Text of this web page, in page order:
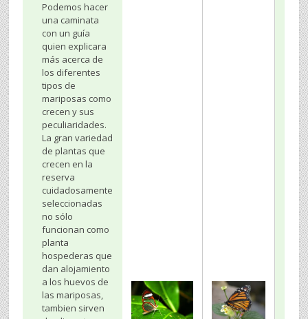
Podemos hacer
una caminata
con un guía
quien explicara
más acerca de
los diferentes
tipos de
mariposas como
crecen y sus
peculiaridades.
La gran variedad
de plantas que
crecen en la
reserva
cuidadosamente
seleccionadas
no sólo
funcionan como
planta
hospederas que
dan alojamiento
a los huevos de
las mariposas,
tambien sirven